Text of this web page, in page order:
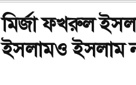
মির্জা ফখরুল
ইসলামও ইসলাম নয়: